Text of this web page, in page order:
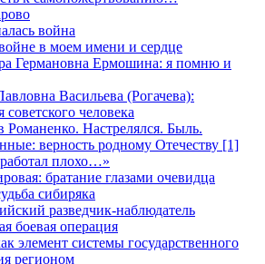
война
в моем имени и сердце
Германовна Ермошина: я помню и
Васильева (Рогачева):
советского человека
Романенко. Настрелялся. Быль.
верность родному Отечеству [1]
плохо…»
братание глазами очевидца
сибиряка
разведчик-наблюдатель
боевая операция
элемент системы государственного
регионом